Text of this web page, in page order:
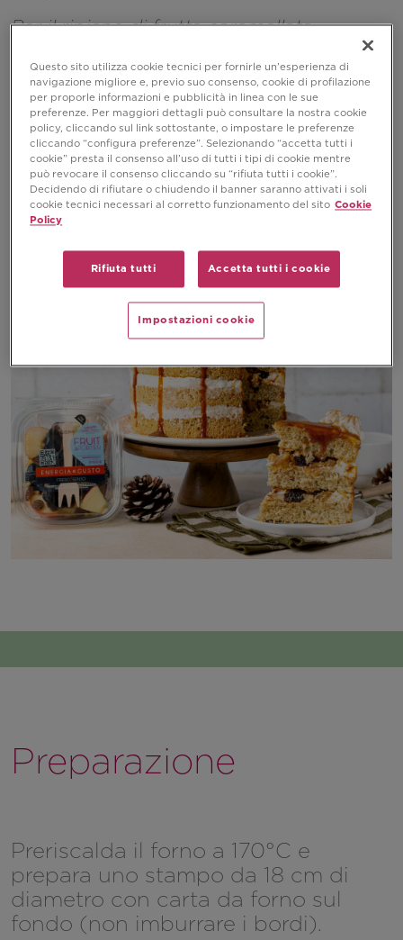
Per il ripieno di frutta caramellata
Gusto (mele fresche, prugne secche,
uvetta, pinoli)
40 g di zucchero di canna
20 g di burro
Per la crema
120 ml di panna
50 g di zucchero a velo
350 g di formaggio spalmabile
Preparazione
Preriscalda il forno a 170°C e
prepara uno stampo da 18 cm di
diametro con carta da forno sul
fondo (non imburrare i bordi).
Questo sito utilizza cookie tecnici per fornirle un’esperienza di
navigazione migliore e, previo suo consenso, cookie di profilazione
per proporle informazioni e pubblicità in linea con le sue
preferenze. Per maggiori dettagli può consultare la nostra cookie
policy, cliccando sul link sottostante, o impostare le preferenze
cliccando “configura preferenze”. Selezionando “accetta tutti i
cookie” presta il consenso all’uso di tutti i tipi di cookie mentre
può revocare il consenso cliccando su “rifiuta tutti i cookie”.
Decidendo di rifiutare o chiudendo il banner saranno attivati i soli
cookie tecnici necessari al corretto funzionamento del sito Cookie
Policy
Rifiuta tutti Accetta tutti i cookie
Impostazioni cookie